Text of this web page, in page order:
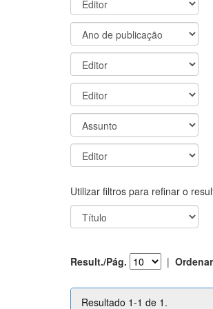
Utilizar filtros para refinar o
Result./Pág. |
Resultado 1-1 de 1.